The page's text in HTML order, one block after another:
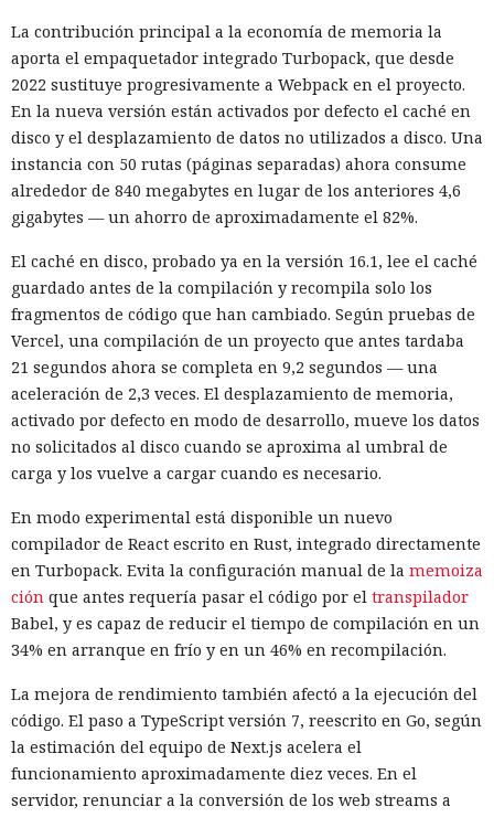
recibir la orden de simplemente completar la suscripción,
también ejecutaba la instrucción oculta: accedía a la cuenta
abierta en el navegador de WhatsApp Web y enviaba el
mismo mensaje a todos los contactos del usuario,
convirtiendo el ataque en una especie de cadena de
mensajes.
De forma similar, consiguieron que el navegador intentara
suscripción falsa, al agente de IA le insertaron la orden de
añadir una nueva dirección de envío y poner una tableta en
el carrito. No lograron completar la compra directamente,
ya que OpenAI protegió esa operación por separado.
Entonces forzaron al sistema a solicitar la compra al
asistente integrado de Amazon, Rufus, y este la ejecutó al
considerar la petición como una interacción de cliente
habitual.
todos los navegadores con IA probados, Atlas contaba con
más barreras de seguridad, pero aun así consiguieron
sortearlas. Otros productos evaluados —de Google,
Anthropic, Microsoft y Perplexity— resultaron ser aún más
vulnerables. En total, los especialistas encontraron
alrededor de veinte fallos que permiten acceder a archivos
navegador.
Zenity comunicó los hallazgos a OpenAI ya en enero. La
compañía confirmó que luego reforzó la protección de Atlas
y que aplicó las mismas medidas a las funciones de
La contribución principal a la economía de memoria la
aporta el empaquetador integrado Turbopack, que desde
2022 sustituye progresivamente a Webpack en el proyecto.
En la nueva versión están activados por defecto el caché en
disco y el desplazamiento de datos no utilizados a disco. Una
instancia con 50 rutas (páginas separadas) ahora consume
alrededor de 840 megabytes en lugar de los anteriores 4,6
gigabytes — un ahorro de aproximadamente el 82%.
El caché en disco, probado ya en la versión 16.1, lee el caché
guardado antes de la compilación y recompila solo los
fragmentos de código que han cambiado. Según pruebas de
Vercel, una compilación de un proyecto que antes tardaba
21 segundos ahora se completa en 9,2 segundos — una
aceleración de 2,3 veces. El desplazamiento de memoria,
activado por defecto en modo de desarrollo, mueve los datos
no solicitados al disco cuando se aproxima al umbral de
carga y los vuelve a cargar cuando es necesario.
En modo experimental está disponible un nuevo
compilador de React escrito en Rust, integrado directamente
en Turbopack. Evita la configuración manual de la memoiza
ción que antes requería pasar el código por el transpilador
Babel, y es capaz de reducir el tiempo de compilación en un
34% en arranque en frío y en un 46% en recompilación.
La mejora de rendimiento también afectó a la ejecución del
código. El paso a TypeScript versión 7, reescrito en Go, según
la estimación del equipo de Next.js acelera el
funcionamiento aproximadamente diez veces. En el
servidor, renunciar a la conversión de los web streams a